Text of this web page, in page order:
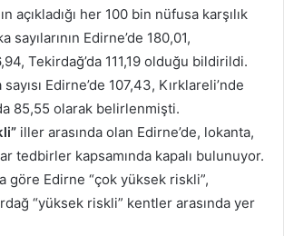
açıkladığı her 100 bin nüfusa karşılık
sayılarının Edirne’de 180,01,
Tekirdağ’da 111,19 olduğu bildirildi.
Edirne’de 107,43, Kırklareli’nde
85,55 olarak belirlenmişti.
iller arasında olan Edirne’de, lokanta,
tedbirler kapsamında kapalı bulunuyor.
göre Edirne “çok yüksek riskli”,
“yüksek riskli” kentler arasında yer